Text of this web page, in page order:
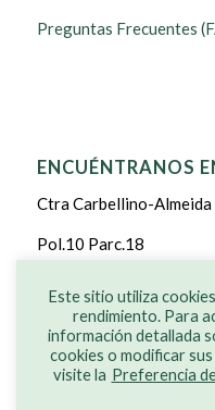
Preguntas Frecuentes
ENCUÉNTRANOS
Ctra Carbellino-Almeida
Pol.10 Parc.18
ZAMORA
Este sitio utiliza
rendimiento. Para
información detallada
cookies o modificar
visite la Preferencia